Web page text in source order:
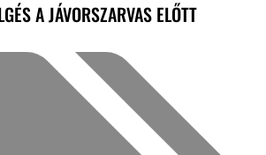
A JÁVORSZARVAS ELŐTT